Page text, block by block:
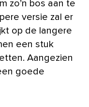
zo’n bos aan te
versie zal er
op de langere
een stuk
Aangezien
goede